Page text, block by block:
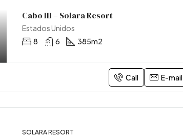
Cabo III – Solara Resort
Estados Unidos
8
6 385m2
Call E-mail
SOLARA RESORT